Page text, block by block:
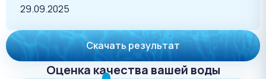
29.09.2025
Скачать результат
Оценка качества вашей воды